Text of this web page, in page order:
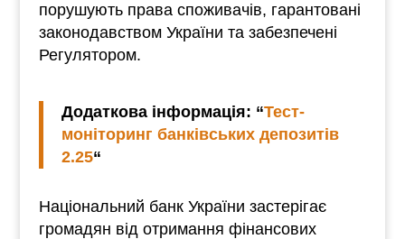
порушують права споживачів, гарантовані
законодавством України та забезпечені
Регулятором.
Додаткова інформація: “Тест-
моніторинг банківських депозитів
2.25“
Національний банк України застерігає
громадян від отримання фінансових